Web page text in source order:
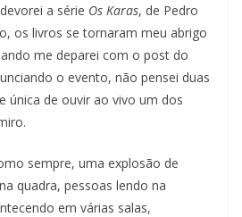
a série Os Karas, de Pedro
os livros se tornaram meu abrigo
me deparei com o post do
o evento, não pensei duas
única de ouvir ao vivo um dos
sempre, uma explosão de
quadra, pessoas lendo na
em várias salas,